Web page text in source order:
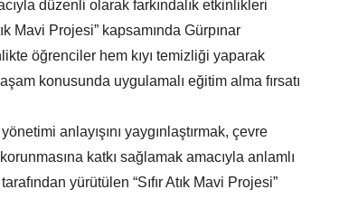
düzenli olarak farkındalık etkinlikleri
Mavi Projesi” kapsamında Gürpınar
öğrenciler hem kıyı temizliği yaparak
konusunda uygulamalı eğitim alma fırsatı
anlayışını yaygınlaştırmak, çevre
katkı sağlamak amacıyla anlamlı
yürütülen “Sıfır Atık Mavi Projesi”